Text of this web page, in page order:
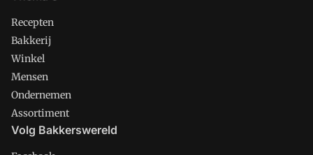
Recepten
Bakkerij
Winkel
Mensen
Ondernemen
Assortiment
Volg Bakkerswereld